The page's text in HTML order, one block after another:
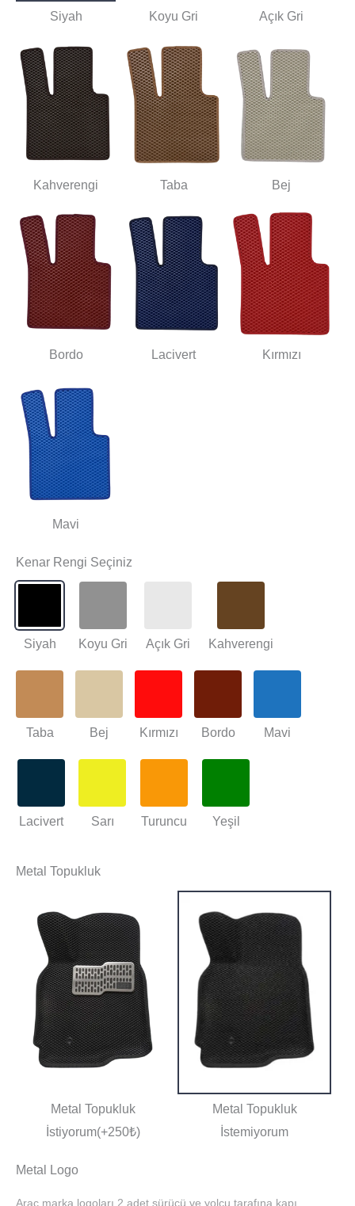
Siyah Koyu Gri Açık Gri
Kahverengi Taba Bej
Bordo Lacivert Kırmızı
Mavi
Kenar Rengi Seçiniz
Siyah Koyu Gri Açık Gri Kahverengi
Taba Bej Kırmızı Bordo Mavi
Lacivert Sarı Turuncu Yeşil
Metal Topukluk
Metal Topukluk
İstiyorum(+250₺)
Metal Topukluk
İstemiyorum
Metal Logo
Araç marka logoları 2 adet sürücü ve yolcu tarafına kapı